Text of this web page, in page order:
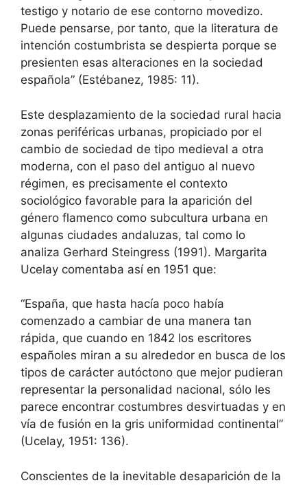
testigo y notario de ese contorno movedizo.
Puede pensarse, por tanto, que la literatura de
intención costumbrista se despierta porque se
presienten esas alteraciones en la sociedad
española” (Estébanez, 1985: 11).
Este desplazamiento de la sociedad rural hacia
zonas periféricas urbanas, propiciado por el
cambio de sociedad de tipo medieval a otra
moderna, con el paso del antiguo al nuevo
régimen, es precisamente el contexto
sociológico favorable para la aparición del
género flamenco como subcultura urbana en
algunas ciudades andaluzas, tal como lo
analiza Gerhard Steingress (1991). Margarita
Ucelay comentaba así en 1951 que:
“España, que hasta hacía poco había
comenzado a cambiar de una manera tan
rápida, que cuando en 1842 los escritores
españoles miran a su alrededor en busca de los
tipos de carácter autóctono que mejor pudieran
representar la personalidad nacional, sólo les
parece encontrar costumbres desvirtuadas y en
vía de fusión en la gris uniformidad continental”
(Ucelay, 1951: 136).
Conscientes de la inevitable desaparición de la